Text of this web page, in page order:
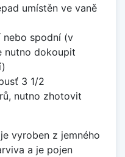
umístěn ve vaně
nebo spodní (v
nutno dokoupit
3 1/2
nutno zhotovit
vyroben z jemného
a je pojen